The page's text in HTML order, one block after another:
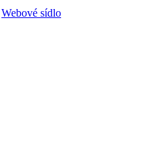
Webové sídlo